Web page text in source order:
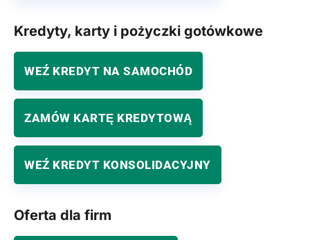
Kredyty, karty i pożyczki gotówkowe
WEŹ KREDYT NA SAMOCHÓD
ZAMÓW KARTĘ KREDYTOWĄ
WEŹ KREDYT KONSOLIDACYJNY
Oferta dla firm